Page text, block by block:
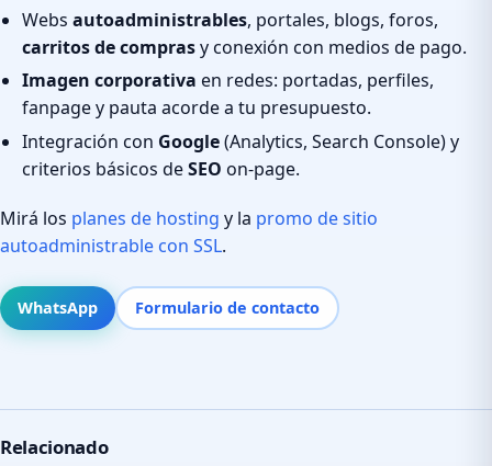
Webs autoadministrables, portales, blogs, foros,
carritos de comprasy conexión con medios de pago.
Imagen corporativa en redes: portadas, perfiles,
fanpage y pauta acorde a tu presupuesto.
Integración con Google(Analytics, Search Console) y
criterios básicos deSEO on-page.
Mirá los planes de hosting y la promo de sitio
autoadministrable con SSL.
WhatsApp Formulario de contacto
Relacionado